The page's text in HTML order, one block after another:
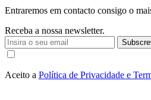
Entraremos em contacto consigo o
Receba a nossa newsletter.
Aceito a Política de Privacidade e